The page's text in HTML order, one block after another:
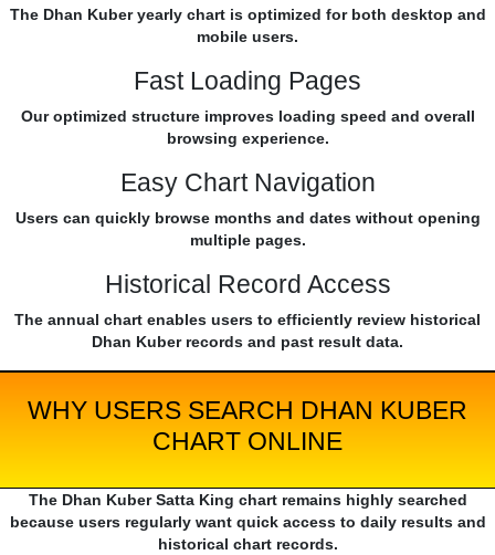
The Dhan Kuber yearly chart is optimized for both desktop and
mobile users.
Fast Loading Pages
Our optimized structure improves loading speed and overall
browsing experience.
Easy Chart Navigation
Users can quickly browse months and dates without opening
multiple pages.
Historical Record Access
The annual chart enables users to efficiently review historical
Dhan Kuber records and past result data.
WHY USERS SEARCH DHAN KUBER
CHART ONLINE
The Dhan Kuber Satta King chart remains highly searched
because users regularly want quick access to daily results and
historical chart records.